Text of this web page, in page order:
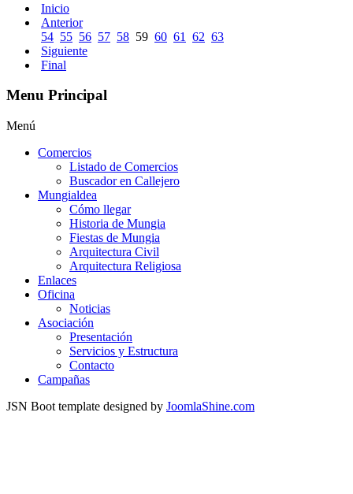
Inicio
Anterior
54 55 56 57 58 59 60 61 62 63
Siguiente
Final
Menu Principal
Menú
Comercios
Listado de Comercios
Buscador en Callejero
Mungialdea
Cómo llegar
Historia de Mungia
Fiestas de Mungia
Arquitectura Civil
Arquitectura Religiosa
Enlaces
Oficina
Noticias
Asociación
Presentación
Servicios y Estructura
Contacto
Campañas
JSN Boot template designed by JoomlaShine.com